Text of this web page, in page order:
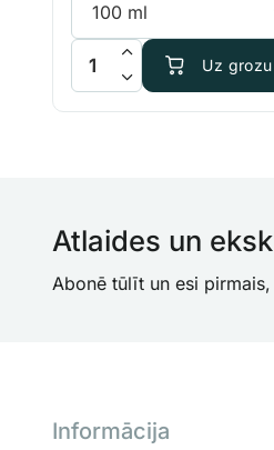
Plagron Sugar Royal
Uz grozu
Atlaides un
Abonē tūlīt un esi
Informācija